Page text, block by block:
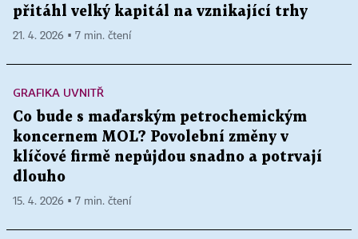
přitáhl velký kapitál na vznikající trhy
21. 4. 2026 ▪ 7 min. čtení
GRAFIKA UVNITŘ
Co bude s maďarským petrochemickým
koncernem MOL? Povolební změny v
klíčové firmě nepůjdou snadno a potrvají
dlouho
15. 4. 2026 ▪ 7 min. čtení